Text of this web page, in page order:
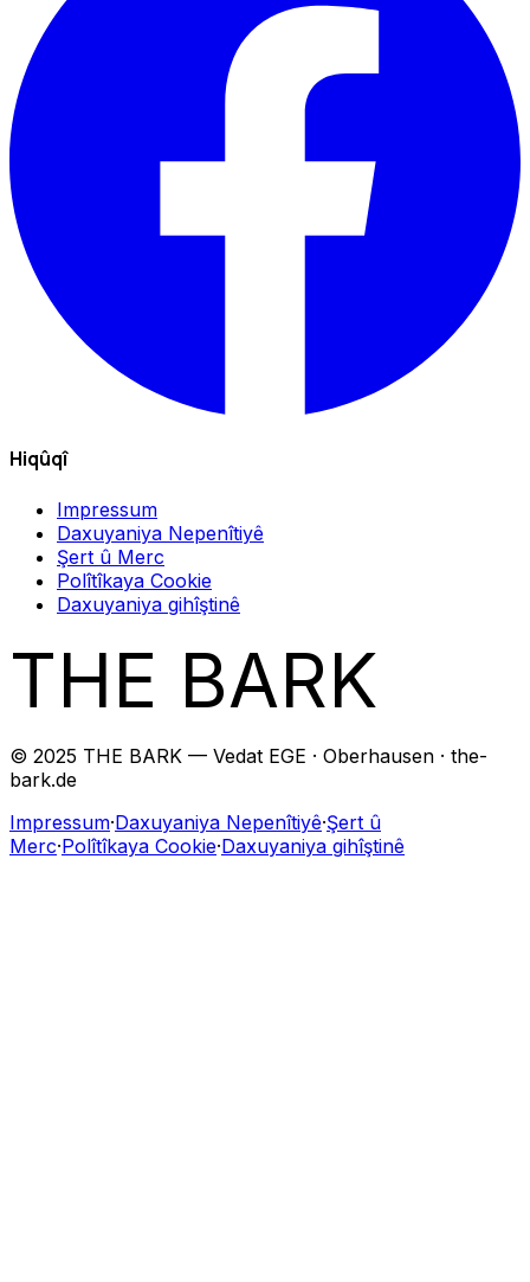
Hiqûqî
Impressum
Daxuyaniya Nepenîtiyê
Şert û Merc
Polîtîkaya Cookie
Daxuyaniya gihîştinê
THE BARK
© 2025 THE BARK — Vedat EGE · Oberhausen · the-
bark.de
Impressum·Daxuyaniya Nepenîtiyê·Şert û
Merc·Polîtîkaya Cookie·Daxuyaniya gihîştinê